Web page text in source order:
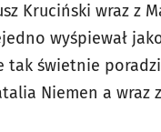
Kruciński wraz z
wyśpiewał
tak świetnie
Niemen a wraz